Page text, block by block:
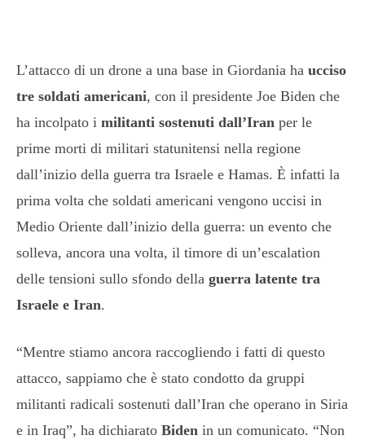
L’attacco di un drone a una base in Giordania ha ucciso
tre soldati americani, con il presidente Joe Biden che
ha incolpato i militanti sostenuti dall’Iran per le
prime morti di militari statunitensi nella regione
dall’inizio della guerra tra Israele e Hamas. È infatti la
prima volta che soldati americani vengono uccisi in
Medio Oriente dall’inizio della guerra: un evento che
solleva, ancora una volta, il timore di un’escalation
delle tensioni sullo sfondo della guerra latente tra
Israele e Iran.
“Mentre stiamo ancora raccogliendo i fatti di questo
attacco, sappiamo che è stato condotto da gruppi
militanti radicali sostenuti dall’Iran che operano in Siria
e in Iraq”, ha dichiarato Biden in un comunicato. “Non